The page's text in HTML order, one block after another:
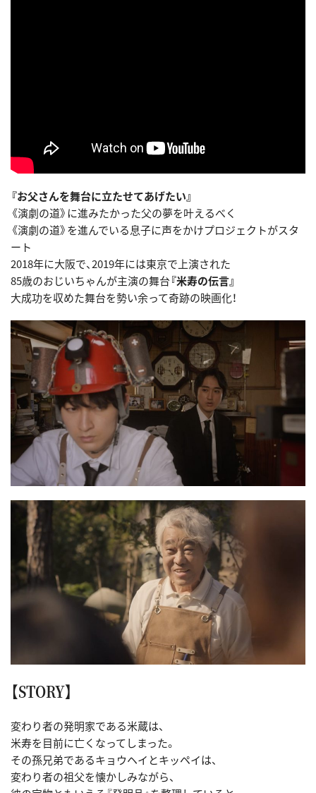
『お父さんを舞台に立たせてあげたい』
《演劇の道》に進みたかった父の夢を叶えるべく
《演劇の道》を進んでいる息子に声をかけプロジェクトがスタ
ート
2018年に大阪で、2019年には東京で上演された
85歳のおじいちゃんが主演の舞台『米寿の伝言』
大成功を収めた舞台を勢い余って奇跡の映画化！
【STORY】
変わり者の発明家である米蔵は、
米寿を目前に亡くなってしまった。
その孫兄弟であるキョウヘイとキッペイは、
変わり者の祖父を懐かしみながら、